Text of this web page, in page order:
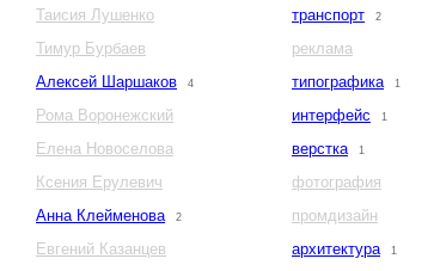
Таисия Лушенко
Тимур Бурбаев
Алексей Шаршаков
4
Рома Воронежский
Елена Новоселова
Ксения Ерулевич
Анна Клейменова
2
Евгений Казанцев
транспорт
2
реклама
типографика
1
интерфейс 1
верстка 1
фотография
промдизайн
архитектура
1